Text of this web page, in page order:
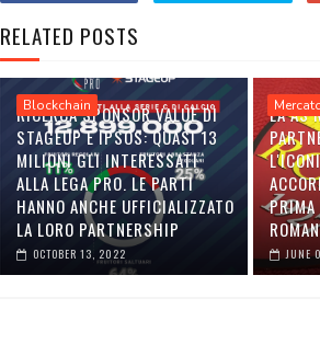
RELATED POSTS
Blockchain
RICERCA SPONSOR VALUE DI
STAGEUP E IPSOS: QUASI 13
MILIONI GLI INTERESSATI
ALLA LEGA PRO. LE PARTI
HANNO ANCHE UFFICIALIZZATO
LA LORO PARTNERSHIP
OCTOBER 13, 2022
LA AS
PRIMA
JUNE